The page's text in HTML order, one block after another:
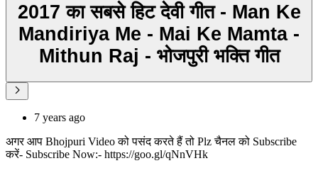
2017 का सबसे हिट देवी गीत - Man Ke
Mandiriya Me - Mai Ke Mamta -
Mithun Raj - भोजपुरी भक्ति गीत
7 years ago
अगर आप Bhojpuri Video को पसंद करते हैं तो Plz चैनल को Subscribe
करें- Subscribe Now:- https://goo.gl/qNnVHk